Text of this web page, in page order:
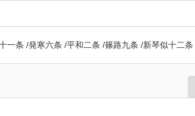
一条 /発寒六条 /平和二条 /篠路九条 /新琴似十二条